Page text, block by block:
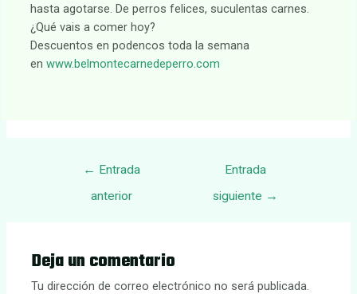
hasta agotarse. De perros felices, suculentas carnes.
¿Qué vais a comer hoy?
Descuentos en podencos toda la semana
en www.belmontecarnedeperro.com
Navegación
← Entrada
anterior
Entrada
siguiente →
Deja un comentario
Tu dirección de correo electrónico no será publicada.